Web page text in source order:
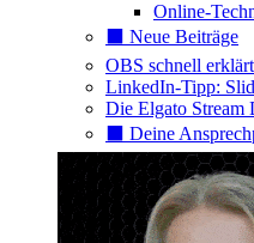
Online-
⬛️ Neue Beiträge
OBS schnell
LinkedIn-Tipp:
Die Elgato Stream
⬛️ Deine